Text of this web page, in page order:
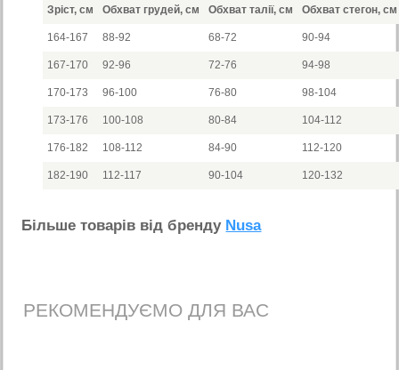
Зріст, см Обхват грудей, см Обхват талії, см Обхват стегон, см
164-167 88-92 68-72 90-94
167-170 92-96 72-76 94-98
170-173 96-100 76-80 98-104
173-176 100-108 80-84 104-112
176-182 108-112 84-90 112-120
182-190 112-117 90-104 120-132
Бiльше товарiв вiд бренду Nusa
РЕКОМЕНДУЄМО ДЛЯ ВАС